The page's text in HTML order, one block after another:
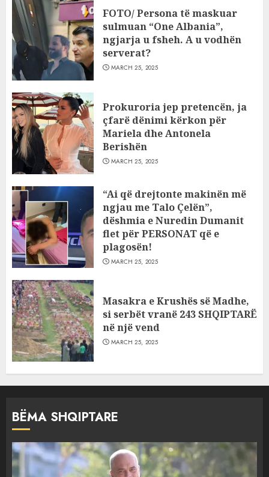
FOTO/ Persona të maskuar
sulmuan “One Albania”,
ngjarja u fsheh. A u vodhën
serverat?
MARCH 25, 2025
Prokuroria jep pretencën, ja
çfarë dënimi kërkon për
Mariela dhe Antonela
Berishën
MARCH 25, 2025
“Ai që drejtonte makinën më
ngjau me Talo Çelën”,
dëshmia e Nuredin Dumanit
flet për PERSONAT që e
plagosën!
MARCH 25, 2025
Masakra e Krushës së Madhe,
si serbët vranë 243 SHQIPTARË
në një vend
MARCH 25, 2025
BËMA SHQIPTARE